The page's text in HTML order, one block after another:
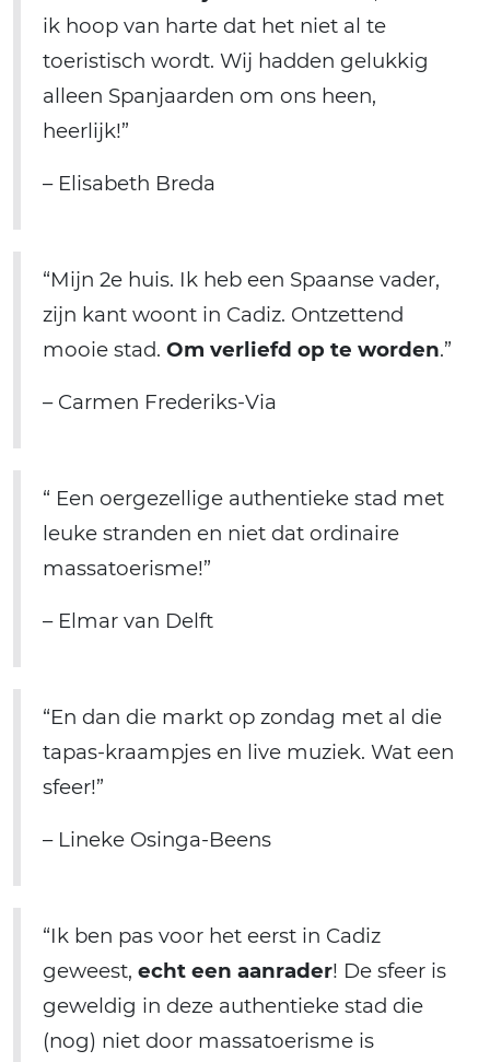
ik hoop van harte dat het niet al te
toeristisch wordt. Wij hadden gelukkig
alleen Spanjaarden om ons heen,
heerlijk!”
– Elisabeth Breda
“Mijn 2e huis. Ik heb een Spaanse vader,
zijn kant woont in Cadiz. Ontzettend
mooie stad. Om verliefd op te worden.”
– Carmen Frederiks-Via
“ Een oergezellige authentieke stad met
leuke stranden en niet dat ordinaire
massatoerisme!”
– Elmar van Delft
“En dan die markt op zondag met al die
tapas-kraampjes en live muziek. Wat een
sfeer!”
– Lineke Osinga-Beens
“Ik ben pas voor het eerst in Cadiz
geweest, echt een aanrader! De sfeer is
geweldig in deze authentieke stad die
(nog) niet door massatoerisme is